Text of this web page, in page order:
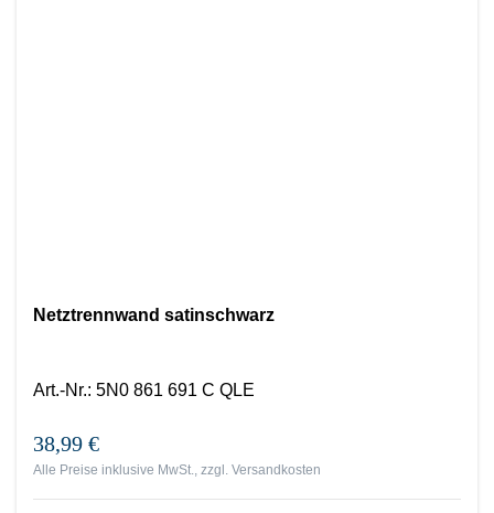
Netztrennwand satinschwarz
Art.-Nr.: 5N0 861 691 C QLE
38,99 €
Alle Preise inklusive MwSt., zzgl. Versandkosten